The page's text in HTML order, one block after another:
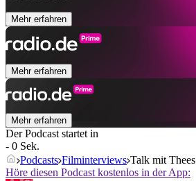
Mehr erfahren
Mehr erfahren
Mehr erfahren
Der Podcast startet in
- 0 Sek.
Podcasts Filminterviews Talk mit Thees
Höre diesen Podcast kostenlos in der App: